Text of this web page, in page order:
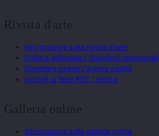
Rivista d'arte
Informazioni sulla rivista d'arte
Politica editoriale / Standard redazionali
Diventare ospite / autore ospite
Iscriviti ai feed RSS / notizie
Galleria online
Informazioni sulla galleria online